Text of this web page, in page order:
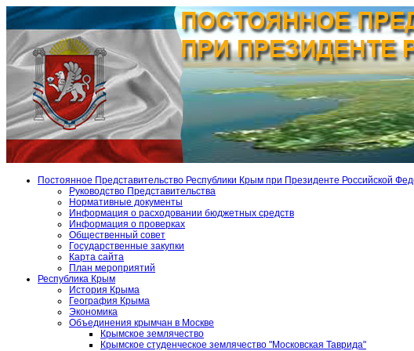
Постоянное Представительство Республики Крым при Президенте Российской
Руководство Представительства
Нормативные документы
Информация о расходовании бюджетных средств
Информация о проверках
Общественный совет
Государственные закупки
Карта сайта
План мероприятий
Республика Крым
История Крыма
География Крыма
Экономика
Объединения крымчан в Москве
Крымское землячество
Крымское студенческое землячество "Московская Таврида"